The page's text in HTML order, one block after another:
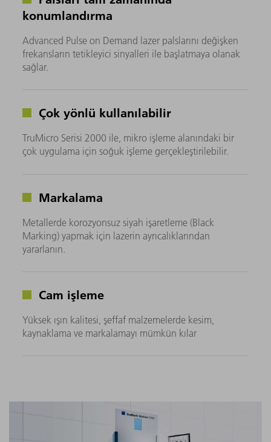
konumlandırma
Advanced Pulse on Demand lazer palslarını değişken
frekansların tetikleyici sinyalleri ile başlatmaya olanak
sağlar.
Çok yönlü kullanılabilir
TruMicro Serisi 2000 ile, mikro işleme alanındaki bir
çok uygulama için soğuk işleme gerçekleştirilebilir.
Markalama
Metallerde korozyonsuz siyah işaretleme (Black
Marking) yapmak için lazerin ayrıcalıklarından
yararlanın.
Cam işleme
Yüksek ışın kalitesi, şeffaf malzemelerde kesim,
kaynaklama ve markalamayı mümkün kılar